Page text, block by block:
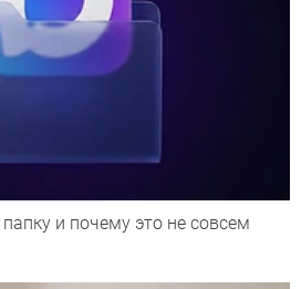
и почему это не совсем